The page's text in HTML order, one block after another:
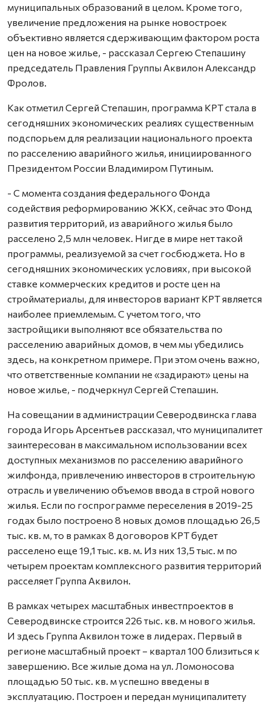
муниципальных образований в целом. Кроме того,
увеличение предложения на рынке новостроек
объективно является сдерживающим фактором роста
цен на новое жилье, - рассказал Сергею Степашину
председатель Правления Группы Аквилон Александр
Фролов.
Как отметил Сергей Степашин, программа КРТ стала в
сегодняшних экономических реалиях существенным
подспорьем для реализации национального проекта
по расселению аварийного жилья, инициированного
Президентом России Владимиром Путиным.
- С момента создания федерального Фонда
содействия реформированию ЖКХ, сейчас это Фонд
развития территорий, из аварийного жилья было
расселено 2,5 млн человек. Нигде в мире нет такой
программы, реализуемой за счет госбюджета. Но в
сегодняшних экономических условиях, при высокой
ставке коммерческих кредитов и росте цен на
стройматериалы, для инвесторов вариант КРТ является
наиболее приемлемым. С учетом того, что
застройщики выполняют все обязательства по
расселению аварийных домов, в чем мы убедились
здесь, на конкретном примере. При этом очень важно,
что ответственные компании не «задирают» цены на
новое жилье, - подчеркнул Сергей Степашин.
На совещании в администрации Северодвинска глава
города Игорь Арсентьев рассказал, что муниципалитет
заинтересован в максимальном использовании всех
доступных механизмов по расселению аварийного
жилфонда, привлечению инвесторов в строительную
отрасль и увеличению объемов ввода в строй нового
жилья. Если по госпрограмме переселения в 2019-25
годах было построено 8 новых домов площадью 26,5
тыс. кв. м, то в рамках 8 договоров КРТ будет
расселено еще 19,1 тыс. кв. м. Из них 13,5 тыс. м по
четырем проектам комплексного развития территорий
расселяет Группа Аквилон.
В рамках четырех масштабных инвестпроектов в
Северодвинске строится 226 тыс. кв. м нового жилья.
И здесь Группа Аквилон тоже в лидерах. Первый в
регионе масштабный проект – квартал 100 близиться к
завершению. Все жилые дома на ул. Ломоносова
площадью 50 тыс. кв. м успешно введены в
эксплуатацию. Построен и передан муниципалитету